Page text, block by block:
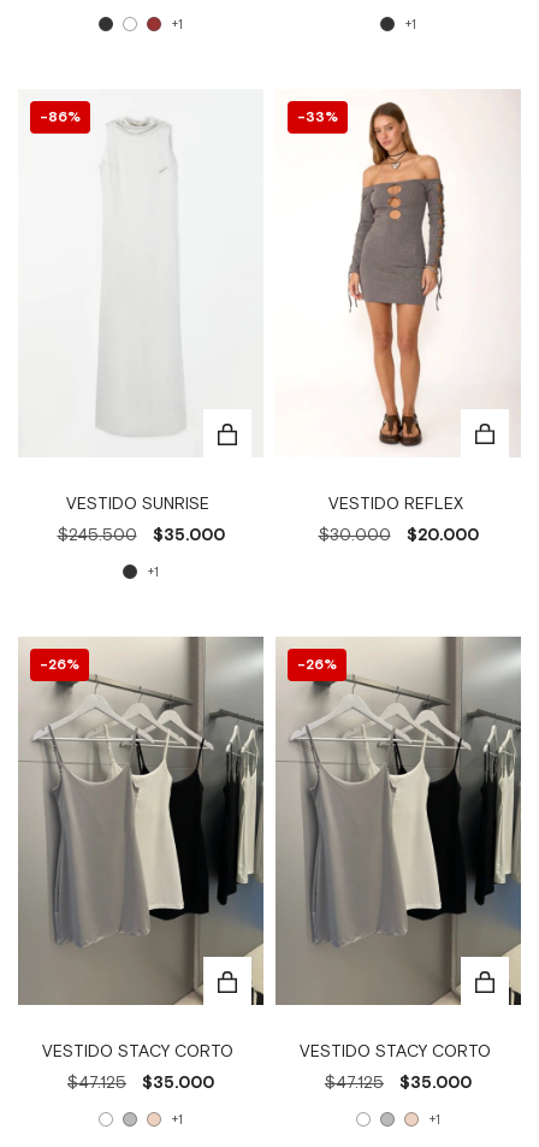
+1 +1
86%
VESTIDO SUNRISE
$245.500
$35.000
+1
33%
VESTIDO REFLEX
$30.000
$20.000
26%
VESTIDO STACY CORTO
$47.125
$35.000
+1
26%
VESTIDO STACY CORTO
$47.125
$35.000
+1